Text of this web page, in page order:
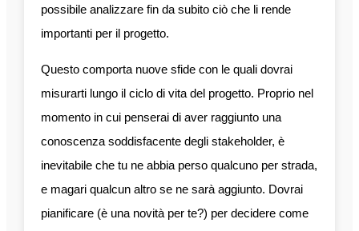
possibile analizzare fin da subito ciò che li rende
importanti per il progetto.
Questo comporta nuove sfide con le quali dovrai
misurarti lungo il ciclo di vita del progetto. Proprio nel
momento in cui penserai di aver raggiunto una
conoscenza soddisfacente degli stakeholder, è
inevitabile che tu ne abbia perso qualcuno per strada,
e magari qualcun altro se ne sarà aggiunto. Dovrai
pianificare (è una novità per te?) per decidere come